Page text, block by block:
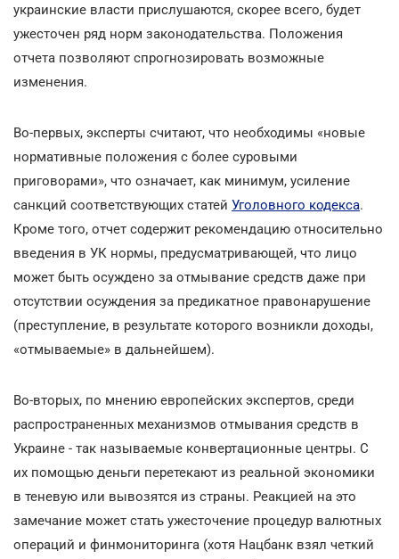
украинские власти прислушаются, скорее всего, будет
ужесточен ряд норм законодательства. Положения
отчета позволяют спрогнозировать возможные
изменения.
Во-первых, эксперты считают, что необходимы «новые
нормативные положения с более суровыми
приговорами», что означает, как минимум, усиление
санкций соответствующих статей Уголовного кодекса.
Кроме того, отчет содержит рекомендацию относительно
введения в УК нормы, предусматривающей, что лицо
может быть осуждено за отмывание средств даже при
отсутствии осуждения за предикатное правонарушение
(преступление, в результате которого возникли доходы,
«отмываемые» в дальнейшем).
Во-вторых, по мнению европейских экспертов, среди
распространенных механизмов отмывания средств в
Украине - так называемые конвертационные центры. С
их помощью деньги перетекают из реальной экономики
в теневую или вывозятся из страны. Реакцией на это
замечание может стать ужесточение процедур валютных
операций и финмониторинга (хотя Нацбанк взял четкий